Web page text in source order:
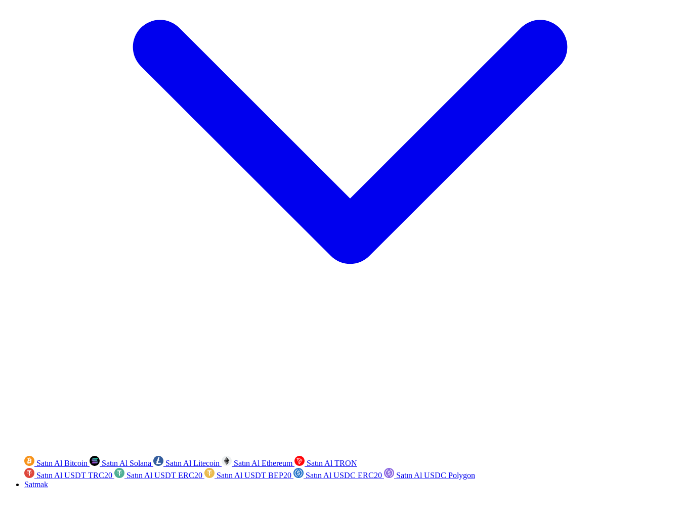
Satın Al Bitcoin Satın Al Solana Satın Al Litecoin Satın Al Ethereum
Satın Al TRON
Satın Al USDT TRC20
Satın Al USDT ERC20 Satın Al USDT BEP20 Satın Al USDC ERC20
Satın Al USDC Polygon
Satmak